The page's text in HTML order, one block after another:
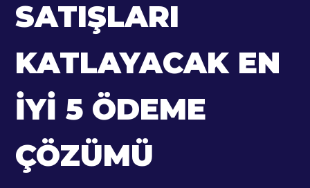
SATIŞLARI
KATLAYACAK EN
İYI 5 ÖDEME
ÇÖZÜMÜ